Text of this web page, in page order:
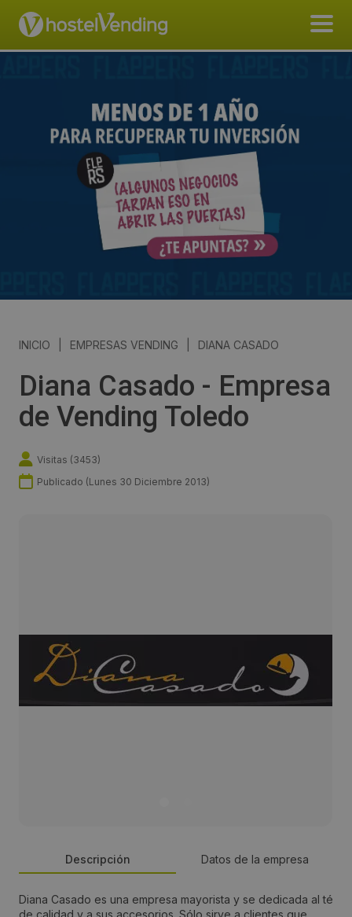
INICIO EMPRESAS VENDING DIANA CASADO
Diana Casado - Empresa
de Vending Toledo
Visitas (3453)
Publicado (Lunes 30 Diciembre 2013)
Descripción Datos de la empresa
Diana Casado es una empresa mayorista y se dedicada al té
de calidad y a sus accesorios. Sólo sirve a clientes que
Persona de contacto: